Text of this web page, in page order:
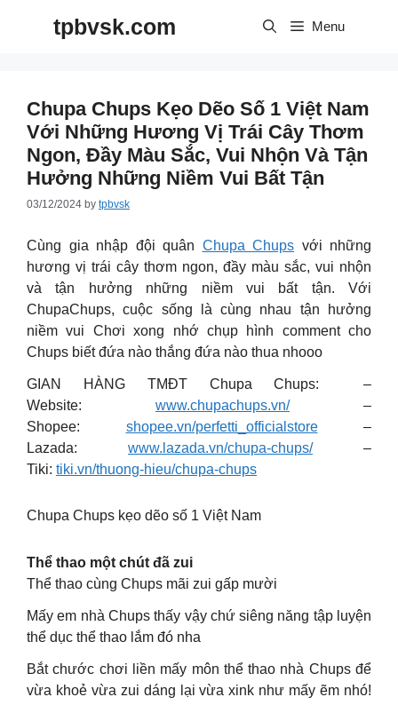
tpbvsk.com Menu
Chupa Chups Kẹo Dẽo Số 1 Việt Nam
Với Những Hương Vị Trái Cây Thơm
Ngon, Đầy Màu Sắc, Vui Nhộn Và Tận
Hưởng Những Niềm Vui Bất Tận
03/12/2024 by tpbvsk
Cùng gia nhập đội quân Chupa Chups với những
hương vị trái cây thơm ngon, đầy màu sắc, vui nhộn
và tận hưởng những niềm vui bất tận. Với
ChupaChups, cuộc sống là cùng nhau tận hưởng
niềm vui Chơi xong nhớ chụp hình comment cho
Chups biết đứa nào thắng đứa nào thua nhooo
GIAN HÀNG TMĐT Chupa Chups: –
Website: www.chupachups.vn/–
Shopee: shopee.vn/perfetti_officialstore–
Lazada: www.lazada.vn/chupa-chups/–
Tiki: tiki.vn/thuong-hieu/chupa-chups
Chupa Chups kẹo dẽo số 1 Việt Nam
Thể thao một chút đã zui
Thể thao cùng Chups mãi zui gấp mười
Mấy em nhà Chups thấy vậy chứ siêng năng tập luyện
thể dục thể thao lắm đó nha
Bắt chước chơi liền mấy môn thể thao nhà Chups để
vừa khoẻ vừa zui dáng lại vừa xink như mấy ẽm nhó!